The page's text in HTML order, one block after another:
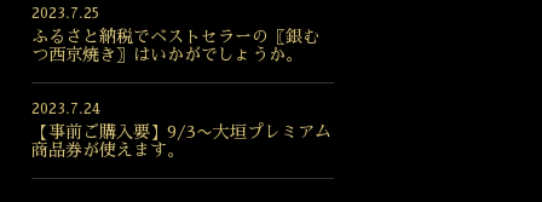
2023.7.25
ふるさと納税でベストセラーの〖銀む
つ西京焼き〗はいかがでしょうか。
2023.7.24
【事前ご購入要】9/3〜大垣プレミアム
商品券が使えます。